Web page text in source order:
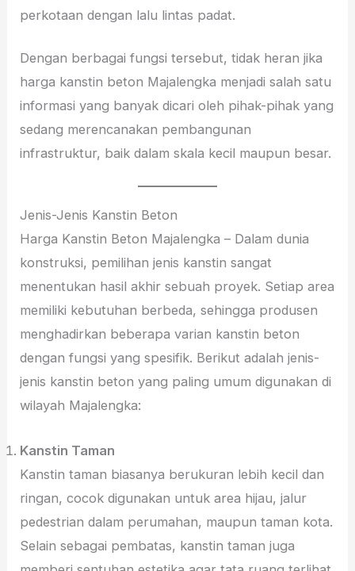
perkotaan dengan lalu lintas padat.
Dengan berbagai fungsi tersebut, tidak heran jika
harga kanstin beton Majalengka menjadi salah satu
informasi yang banyak dicari oleh pihak-pihak yang
sedang merencanakan pembangunan
infrastruktur, baik dalam skala kecil maupun besar.
Jenis-Jenis Kanstin Beton
Harga Kanstin Beton Majalengka – Dalam dunia
konstruksi, pemilihan jenis kanstin sangat
menentukan hasil akhir sebuah proyek. Setiap area
memiliki kebutuhan berbeda, sehingga produsen
menghadirkan beberapa varian kanstin beton
dengan fungsi yang spesifik. Berikut adalah jenis-
jenis kanstin beton yang paling umum digunakan di
wilayah Majalengka:
Kanstin Taman
Kanstin taman biasanya berukuran lebih kecil dan
ringan, cocok digunakan untuk area hijau, jalur
pedestrian dalam perumahan, maupun taman kota.
Selain sebagai pembatas, kanstin taman juga